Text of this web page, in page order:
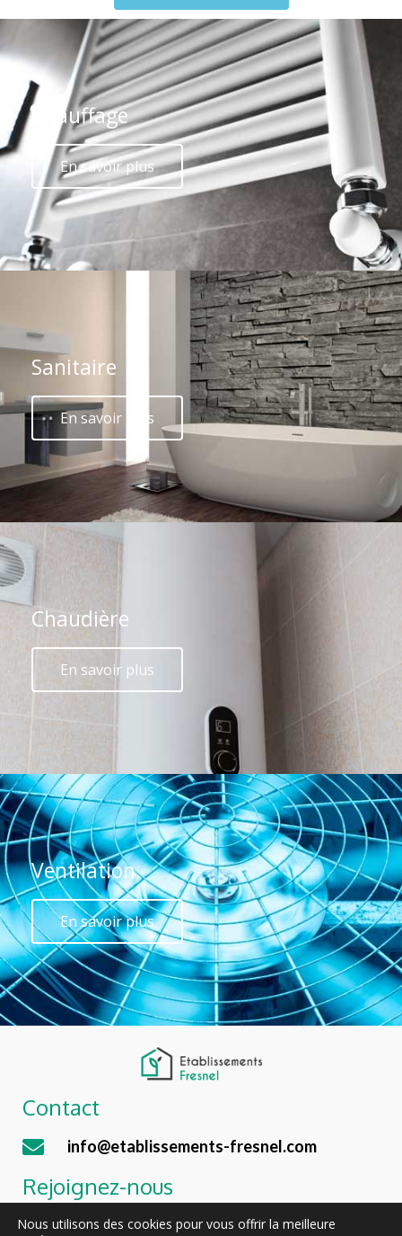
Chauffage
En savoir plus
Sanitaire
En savoir plus
Chaudière
En savoir plus
Ventilation
En savoir plus
Contact
info@etablissements-fresnel.com
Rejoignez-nous
Jobs
Nous utilisons des cookies pour vous offrir la meilleure